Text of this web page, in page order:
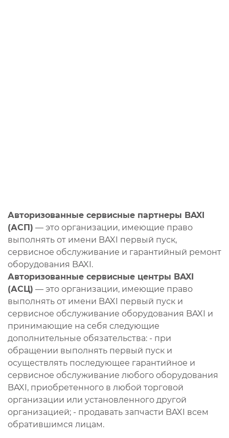
Авторизованные сервисные партнеры BAXI
(АСП) — это организации, имеющие право
выполнять от имени BAXI первый пуск,
сервисное обслуживание и гарантийный ремонт
оборудования BAXI.
Авторизованные сервисные центры BAXI
(АСЦ) — это организации, имеющие право
выполнять от имени BAXI первый пуск и
сервисное обслуживание оборудования BAXI и
принимающие на себя следующие
дополнительные обязательства: - при
обращении выполнять первый пуск и
осуществлять последующее гарантийное и
сервисное обслуживание любого оборудования
BAXI, приобретенного в любой торговой
организации или установленного другой
организацией; - продавать запчасти BAXI всем
обратившимся лицам.